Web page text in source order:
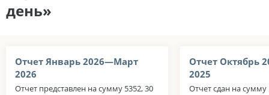
день»
Отчет Январь 2026—Март
2026
Отчет представлен на сумму 5352, 30
Отчет Октябрь
2025
Отчет сдан на сумму